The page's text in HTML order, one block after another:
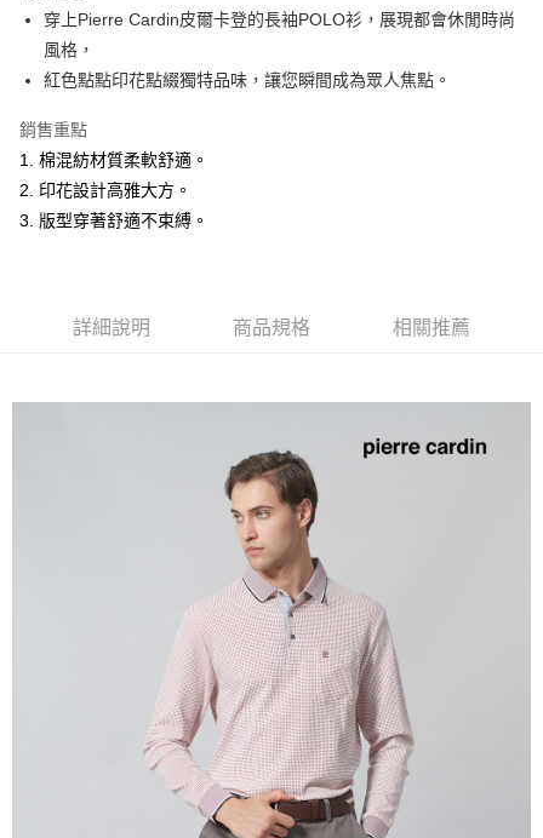
Apple Pay
悠遊付
ATM付款
付款後全家取貨
萊爾富取貨付款
每筆NT$60，滿NT$1,200(含以上)免運費
每筆NT$60，滿NT$1,200(含以上)免運費
每筆NT$60，滿NT$1,200(含以上)免運費
每筆NT$80，滿NT$1,200(含以上)免運費
每筆NT$80，滿NT$1,200(含以上)免運費
穿上Pierre Cardin皮爾卡登的長袖POLO衫，展現都會休閒時尚
風格，
紅色點點印花點綴獨特品味，讓您瞬間成為眾人焦點。
銷售重點
1. 棉混紡材質柔軟舒適。
2. 印花設計高雅大方。
3. 版型穿著舒適不束縛。
詳細說明 商品規格 相關推薦